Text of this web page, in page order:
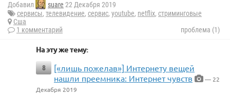
Добавил suare 22 Декабря 2019
сервисы, телевидение, сервис, youtube, netflix, стриминговые
Сша
1 комментарий
проблема (1)
На эту же тему:
8
[«лишь пожелав»] Интернету вещей
нашли преемника: Интернет чувств
— 22
Декабря 2019